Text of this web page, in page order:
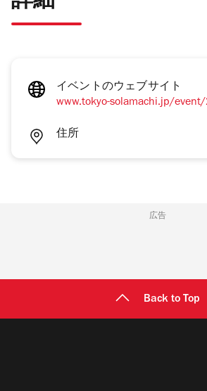
イベントのウェブサイト
www.tokyo-solamachi.jp/
住所
広告
Back to Top